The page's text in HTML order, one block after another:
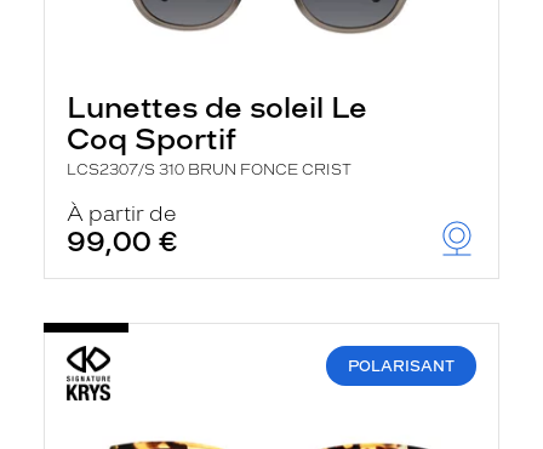
Lunettes de soleil Le
Coq Sportif
LCS2307/S 310 BRUN FONCE CRIST
À partir de
99,00 €
POLARISANT